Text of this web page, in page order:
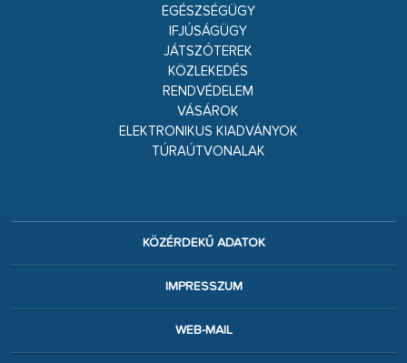
EGÉSZSÉGÜGY
IFJÚSÁGÜGY
JÁTSZÓTEREK
KÖZLEKEDÉS
RENDVÉDELEM
VÁSÁROK
ELEKTRONIKUS KIADVÁNYOK
TÚRAÚTVONALAK
KÖZÉRDEKŰ ADATOK
IMPRESSZUM
WEB-MAIL